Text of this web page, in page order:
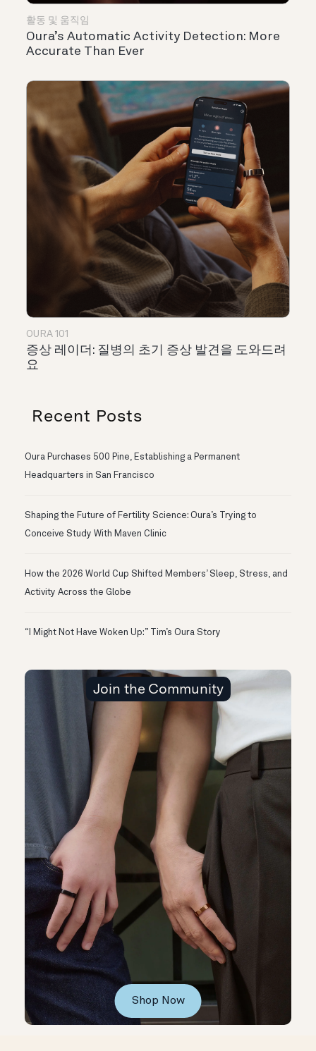
활동 및 움직임
Oura’s Automatic Activity Detection: More
Accurate Than Ever
OURA 101
증상 레이더: 질병의 초기 증상 발견을 도와드려
요
Recent Posts
Oura Purchases 500 Pine, Establishing a Permanent
Headquarters in San Francisco
Shaping the Future of Fertility Science: Oura’s Trying to
Conceive Study With Maven Clinic
How the 2026 World Cup Shifted Members’ Sleep, Stress, and
Activity Across the Globe
“I Might Not Have Woken Up:” Tim’s Oura Story
Join the Community
Shop Now